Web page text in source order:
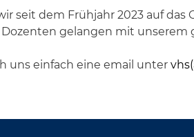
seit dem Frühjahr 2023 auf
gelangen mit
uns einfach eine email unter